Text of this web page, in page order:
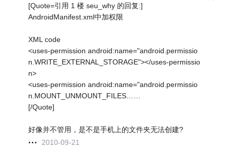
[Quote=引用 1 楼 seu_why 的回复:]
AndroidManifest.xml中加权限
XML code
<uses-permission android:name="android.permissio
n.WRITE_EXTERNAL_STORAGE"></uses-permissio
n>
<uses-permission android:name="android.permissio
n.MOUNT_UNMOUNT_FILES……
[/Quote]
好像并不管用，是不是手机上的文件夹无法创建?
2010-09-21